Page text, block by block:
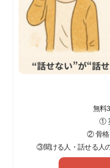
無料
①
② 骨格
③聞ける人・話せる人